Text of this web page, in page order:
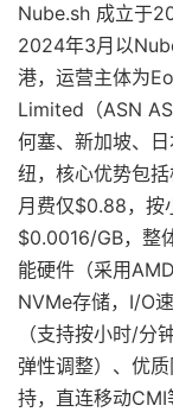
Nube.sh 成立于
2024年3月以
港，运营主体为
Limited（ASN
何塞、新加坡、
纽，核心优势包
月费仅$0.88，按
$0.0016/GB，整
能硬件（采用
NVMe存储，I/O
（支持按小时/分
弹性调整）、优
持，直连移动